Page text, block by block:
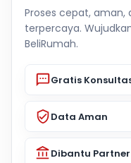
Proses cepat,
terpercaya.
BeliRumah.
Gratis
Data Aman
Dibantu